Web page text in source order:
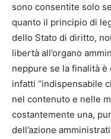
sono consentite solo
quanto il principio di
dello Stato di diritto,
libertà all’organo
neppure se la finalità
infatti “indispensabile
nel contenuto e nelle
costantemente una,
dell’azione